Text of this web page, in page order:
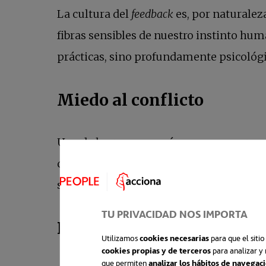
TU PRIVACIDAD NOS IMPORTA
Utilizamoscookies necesariaspara que el sitio
cookies propias y de tercerospara analizar y
que permitenanalizar los hábitos de
La cultura del feedback es, por
fibras sensibles de nuestro instinto
prácticas, sino profundamente
Miedo al conflicto
Una de las razones más comunes para
de la otra persona evita que hablemos
suficiente para que muchos prefieran
Deseo de aceptación